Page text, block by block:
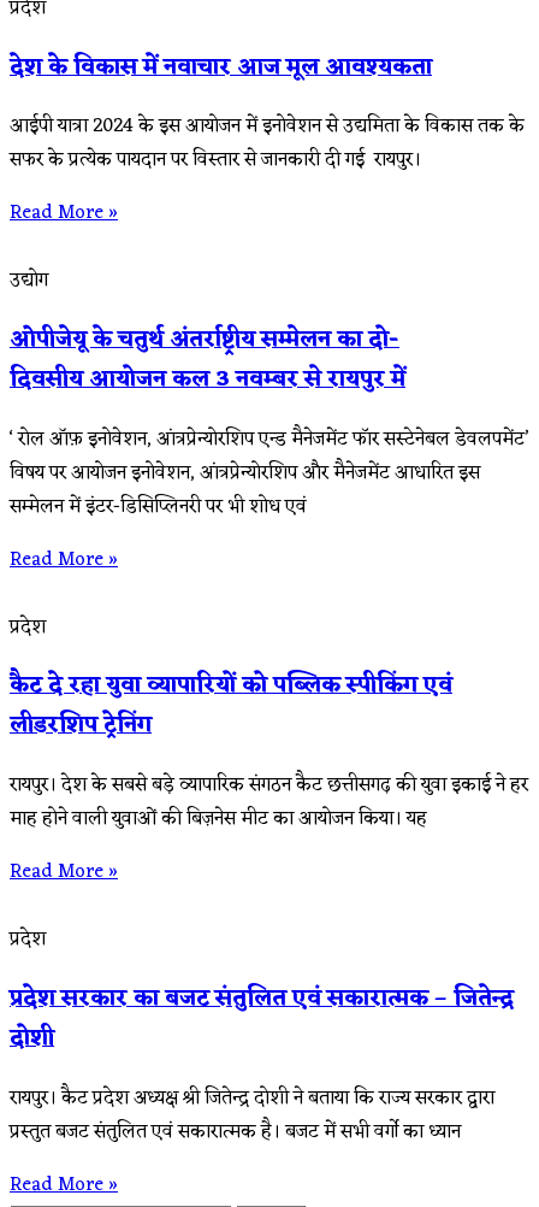
प्रदेश
देश के विकास में नवाचार आज मूल आवश्यकता
आईपी यात्रा 2024 के इस आयोजन में इनोवेशन से उद्यमिता के विकास तक के
सफर के प्रत्येक पायदान पर विस्तार से जानकारी दी गई रायपुर।
Read More »
उद्योग
ओपीजेयू के चतुर्थ अंतर्राष्ट्रीय सम्मेलन का दो-
दिवसीय आयोजन कल 3 नवम्बर से रायपुर में
‘ रोल ऑफ़ इनोवेशन, आंत्रप्रेन्योरशिप एन्ड मैनेजमेंट फॉर सस्टेनेबल डेवलपमेंट’
विषय पर आयोजन इनोवेशन, आंत्रप्रेन्योरशिप और मैनेजमेंट आधारित इस
सम्मेलन में इंटर-डिसिप्लिनरी पर भी शोध एवं
Read More »
प्रदेश
कैट दे रहा युवा व्यापारियों को पब्लिक स्पीकिंग एवं
लीडरशिप ट्रेनिंग
रायपुर। देश के सबसे बड़े व्यापारिक संगठन कैट छत्तीसगढ़ की युवा इकाई ने हर
माह होने वाली युवाओं की बिज़नेस मीट का आयोजन किया। यह
Read More »
प्रदेश
प्रदेश सरकार का बजट संतुलित एवं सकारात्मक – जितेन्द्र
दोशी
रायपुर। कैट प्रदेश अध्यक्ष श्री जितेन्द्र दोशी ने बताया कि राज्य सरकार द्वारा
प्रस्तुत बजट संतुलित एवं सकारात्मक है। बजट में सभी वर्गो का ध्यान
Read More »